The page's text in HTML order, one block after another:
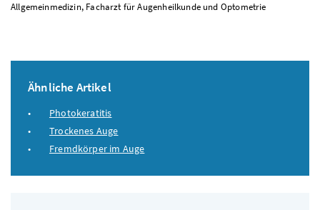
Allgemeinmedizin, Facharzt für Augenheilkunde und Optometrie
Ähnliche Artikel
Photokeratitis
Trockenes Auge
Fremdkörper im Auge